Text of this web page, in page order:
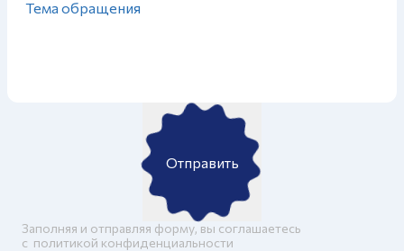
Отправить
Заполняя и отправляя форму, вы соглашаетесь
c политикой конфиденциальности